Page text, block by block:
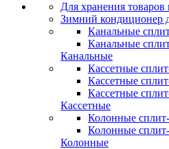
Для хранения товаров
Зимний кондиционер
Канальные
Канальные
Канальные
Кассетные
Кассетные
Кассетные
Кассетные
Колонные
Колонные
Колонные